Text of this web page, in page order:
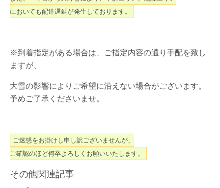
においても配達遅延が発生しております。
※到着指定がある場合は、ご指定内容の通り手配を致し
ますが、
大雪の影響によりご希望に沿えない場合がございます。
予めご了承くださいませ。
ご迷惑をお掛けし申し訳ございませんが、
ご確認のほど何卒よろしくお願いいたします。
その他関連記事